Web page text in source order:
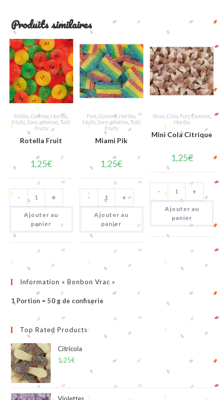
Produits similaires
Faible Gomme Haribo
Multi, Sans gélatine, Tutti
Fruity
Rotella Fruit
1,25€
quantité
de
Rotella
Fruit
- +
Ajouter au
panier
Fort, Gomme, Haribo,
Multi,Sans gélatine, Tutti
Fruity
Miami Pik
1,25€
quantité
de
Miami
Pik
- +
Ajouter au
panier
Brun, Cola Fort,Gomme,
Haribo
Mini Cola Citrique
1,25€
quantité
de
Mini
Cola
Citrique
- +
Ajouter au
panier
Information « Bonbon Vrac »
1 Portion = 50 g de confiserie
Top Rated Products
Citricola
1,25€